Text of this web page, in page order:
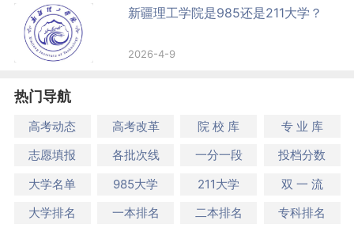
新疆理工学院是985还是211大学？
2026-4-9
热门导航
高考动态 高考改革 院 校 库
专 业 库
志愿填报
各批次线 一分一段
投档分数
大学名单
985大学 211大学
双 一 流
大学排名
一本排名 二本排名 专科排名